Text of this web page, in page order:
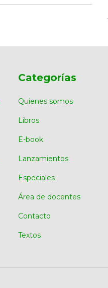
Categorías
Quienes somos
Libros
E-book
Lanzamientos
Especiales
Área de docentes
Contacto
Textos